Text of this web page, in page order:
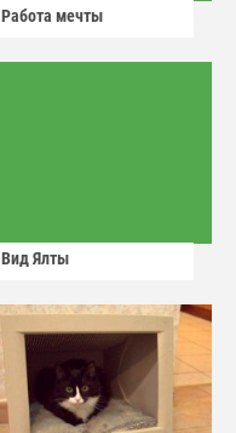
Работа мечты
Вид Ялты